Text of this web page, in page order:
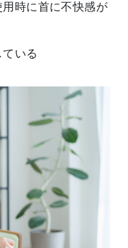
時に首に不快感が
いる